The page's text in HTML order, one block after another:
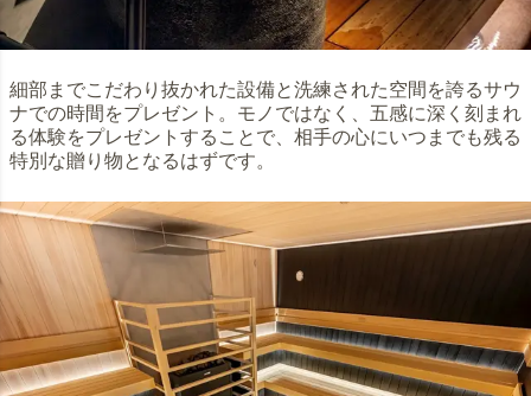
細部までこだわり抜かれた設備と洗練された空間を誇るサウ
ナでの時間をプレゼント。モノではなく、五感に深く刻まれ
る体験をプレゼントすることで、相手の心にいつまでも残る
特別な贈り物となるはずです。